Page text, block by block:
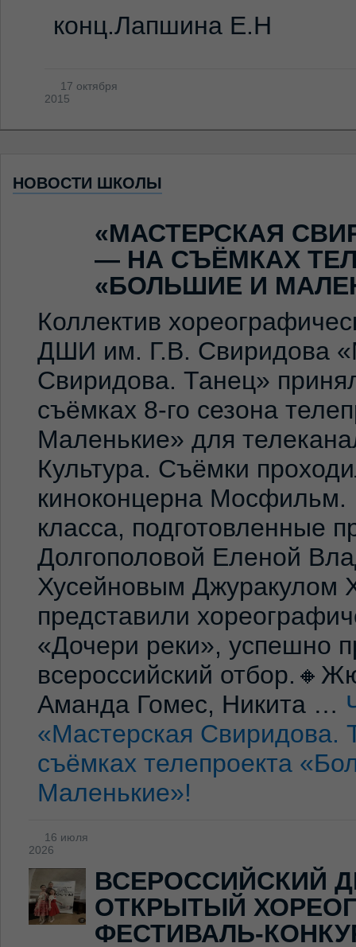
конц.Лапшина Е.Н
17 октября
2015
НОВОСТИ ШКОЛЫ
«МАСТЕРСКАЯ
— НА СЪЁМКАХ
«БОЛЬШИЕ И
Коллектив
ДШИ им. Г.В. Свиридова
Свиридова. Танец»
съёмках 8-го сезона
Маленькие» для
Культура. Съёмки
киноконцерна Мосфильм.
класса, подготовленные
Долгополовой Еленой
Хусейновым Джуракулом
представили
«Дочери реки», успешно
всероссийский
Аманда Гомес, Никита …
«Мастерская Свиридова.
съёмках телепроекта
Маленькие»!
16 июля
2026
ВСЕРОССИЙСКИЙ
ОТКРЫТЫЙ
ФЕСТИВАЛЬ-